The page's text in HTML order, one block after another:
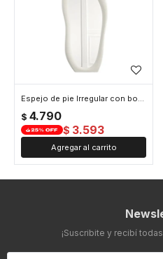
Espejo de pie Irregular con borde velvet - 60x160cm - Blanco
$ 4.790
$ 3.593
¡Suscribite y recibí